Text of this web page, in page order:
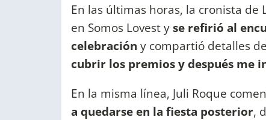
En las últimas horas, la cronista de
en Somos Lovest yse refirió al
celebración y compartió detalles
cubrir los premios y después me
En la misma línea, Juli Roque
a quedarse en la fiesta posterior,